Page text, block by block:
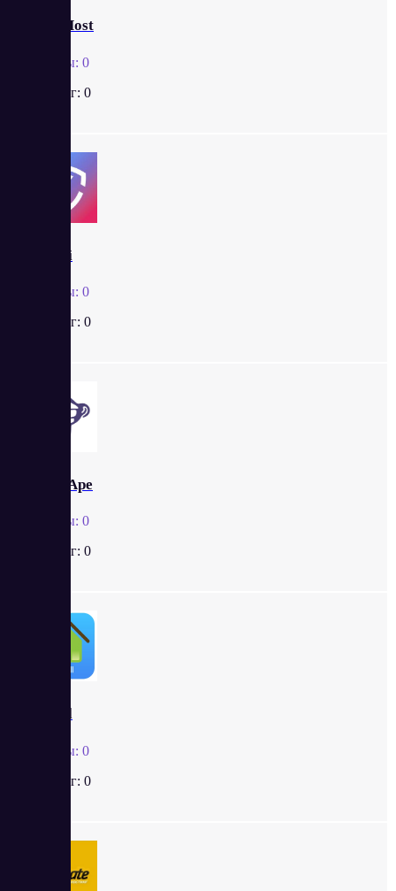
ValueHost
Отзывы: 0
Рейтинг: 0
Telderi
Отзывы: 0
Рейтинг: 0
SmartApe
Отзывы: 0
Рейтинг: 0
Sitebill
Отзывы: 0
Рейтинг: 0